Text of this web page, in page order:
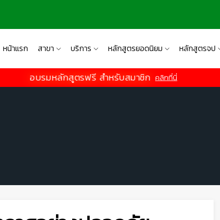
หน้าแรก สาขา บริการ หลักสูตรยอดนิยม หลักสูตรจป
อบรมหลักสูตรฟรี สำหรับสมาชิก คลิกที่นี่